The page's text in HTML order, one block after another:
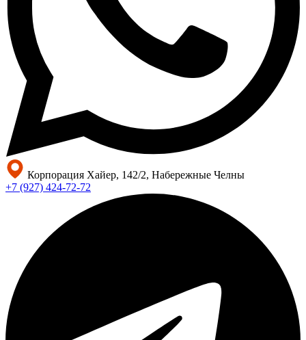
Корпорация Хайер, 142/2, Набережные Челны
+7 (927) 424-72-72